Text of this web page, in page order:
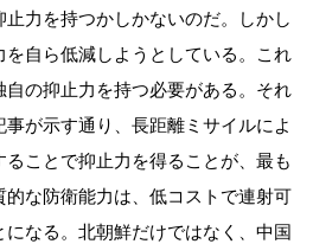
力を持つかしかないのだ。しかし
自ら低減しようとしている。これ
自の抑止力を持つ必要がある。それ
が示す通り、長距離ミサイルによ
ことで抑止力を得ることが、最も
な防衛能力は、低コストで連射可
なる。北朝鮮だけではなく、中国